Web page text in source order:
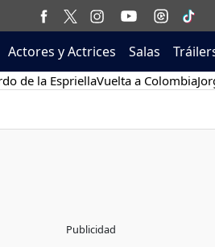
Actores y Actrices Salas
de la EspriellaVuelta a Colombia